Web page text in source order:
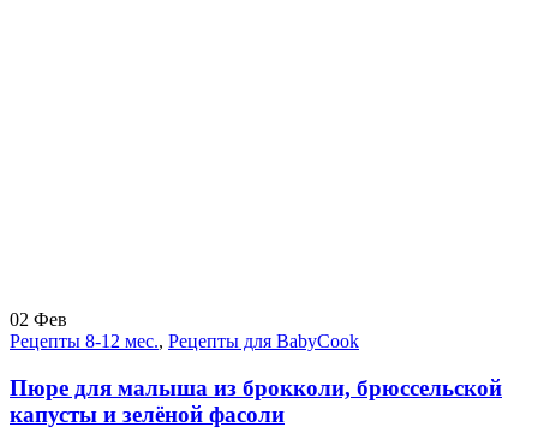
02 Фев
Рецепты 8-12 мес., Рецепты для BabyCook
Пюре для малыша из брокколи, брюссельской
капусты и зелёной фасоли